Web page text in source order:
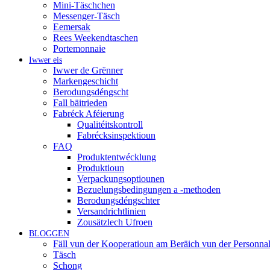
Mini-Täschchen
Messenger-Täsch
Eemersak
Rees Weekendtaschen
Portemonnaie
Iwwer eis
Iwwer de Grënner
Markengeschicht
Berodungsdéngscht
Fall bäitrieden
Fabréck Aféierung
Qualitéitskontroll
Fabrécksinspektioun
FAQ
Produktentwécklung
Produktioun
Verpackungsoptiounen
Bezuelungsbedingungen a -methoden
Berodungsdéngschter
Versandrichtlinien
Zousätzlech Ufroen
BLOGGEN
Fäll vun der Kooperatioun am Beräich vun der
Täsch
Schong